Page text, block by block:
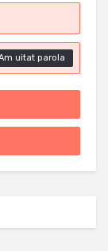
uitat parola